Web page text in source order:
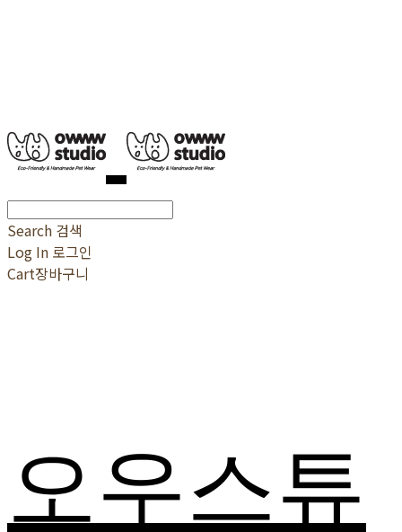
Search 검색
Log In 로그인
Cart장바구니
오우스튜